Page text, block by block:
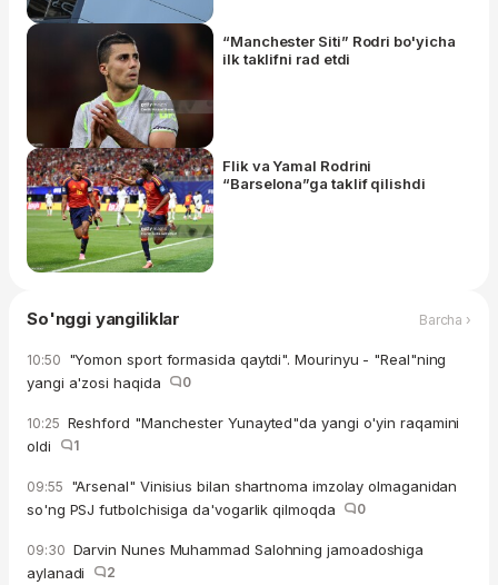
“Manchester Siti” Rodri bo'yicha
ilk taklifni rad etdi
Flik va Yamal Rodrini
“Barselona”ga taklif qilishdi
So'nggi yangiliklar Barcha ›
10:50 "Yomon sport formasida qaytdi". Mourinyu - "Real"ning
yangi a'zosi haqida
0
10:25 Reshford "Manchester Yunayted"da yangi o'yin raqamini
oldi
1
09:55 "Arsenal" Vinisius bilan shartnoma imzolay olmaganidan
so'ng PSJ futbolchisiga da'vogarlik qilmoqda
0
09:30 Darvin Nunes Muhammad Salohning jamoadoshiga
aylanadi
2